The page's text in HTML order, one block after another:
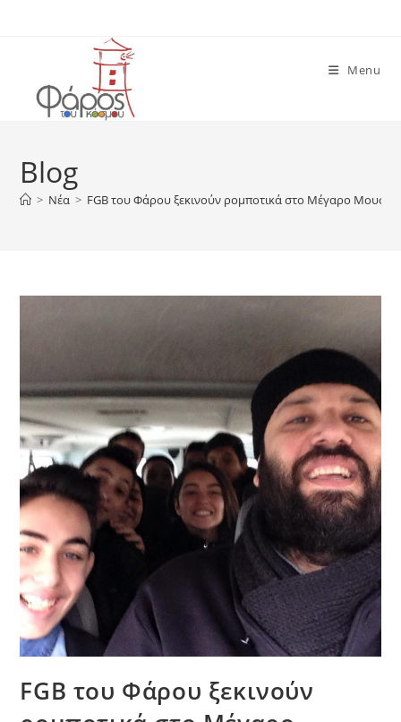
Menu
Blog
> Νέα > FGB του Φάρου ξεκινούν ρομποτικά στο Μέγαρο
FGB του Φάρου ξεκινούν